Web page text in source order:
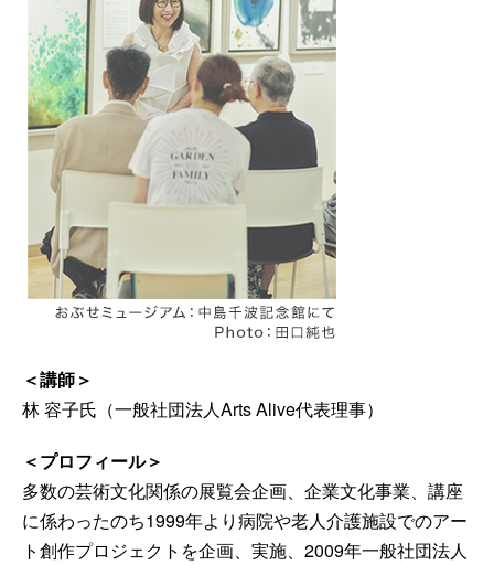
＜講師＞
林 容子氏（一般社団法人Arts Alive代表理事）
＜プロフィール＞
多数の芸術文化関係の展覧会企画、企業文化事業、講座
に係わったのち1999年より病院や老人介護施設でのアー
ト創作プロジェクトを企画、実施、2009年一般社団法人